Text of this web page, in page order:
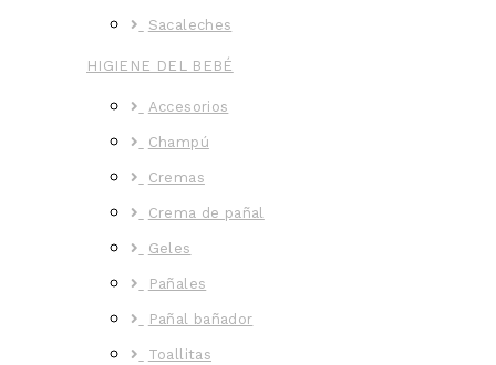
Sacaleches
HIGIENE DEL BEBÉ
Accesorios
Champú
Cremas
Crema de pañal
Geles
Pañales
Pañal bañador
Toallitas